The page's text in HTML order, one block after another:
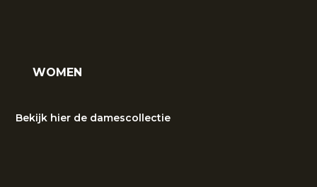
WOMEN
Bekijk hier de damescollectie